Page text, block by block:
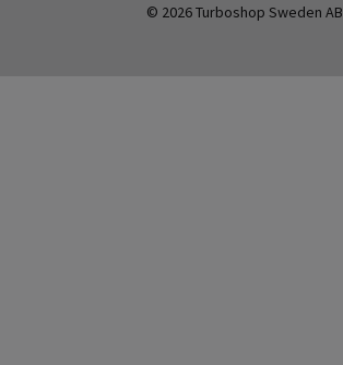
© 2026 Turboshop Sweden AB